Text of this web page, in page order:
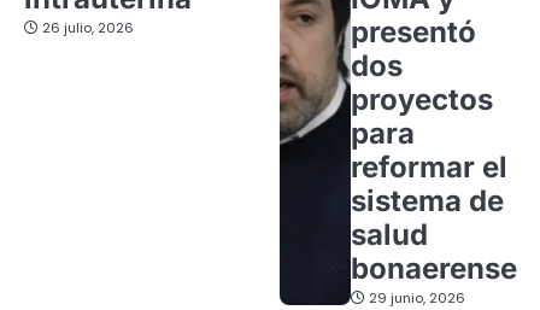
26 julio, 2026
presentó
dos
proyectos
para
reformar el
sistema de
salud
bonaerense
29 junio, 2026